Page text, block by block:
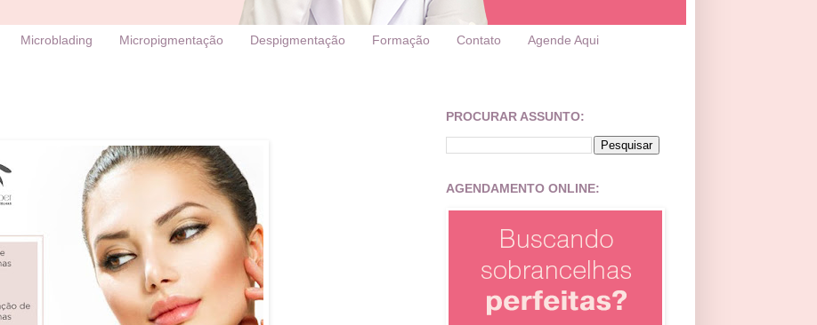
Microblading Micropigmentação Despigmentação Formação Contato Agende Aqui
PROCURAR ASSUNTO:
AGENDAMENTO ONLINE: